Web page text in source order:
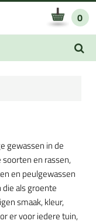
0
gewassen in de
en rassen,
en peulgewassen
als groente
smaak, kleur,
er voor iedere tuin,